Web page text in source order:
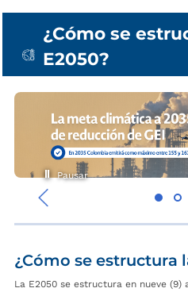
¿Cómo se
E2050?
‹
Pausar
¿Cómo se estructura
La E2050 se estructura en nueve (9)